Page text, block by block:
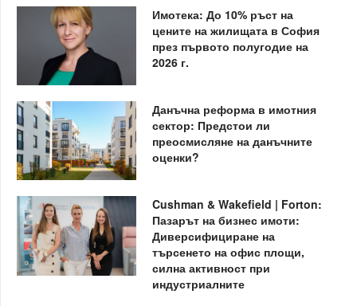
Имотека: До 10% ръст на
цените на жилищата в София
през първото полугодие на
2026 г.
Данъчна реформа в имотния
сектор: Предстои ли
преосмисляне на данъчните
оценки?
Cushman & Wakefield | Forton:
Пазарът на бизнес имоти:
Диверсифициране на
търсенето на офис площи,
силна активност при
индустриалните